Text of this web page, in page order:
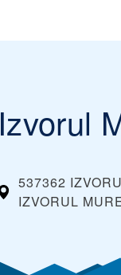
Izvorul
537362
IZVORUL